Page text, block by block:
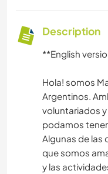
Description
**English
Hola! somos
Argentinos.
voluntariados
podamos
Algunas de las
que somos
y las